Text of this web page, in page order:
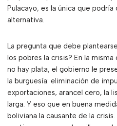
Pulacayo, es la única que
alternativa.
La pregunta que debe
los pobres la crisis? En la
no hay plata, el gobierno le
la burguesía: eliminación de
exportaciones, arancel cero, la
larga. Y eso que en buena
boliviana la causante de la